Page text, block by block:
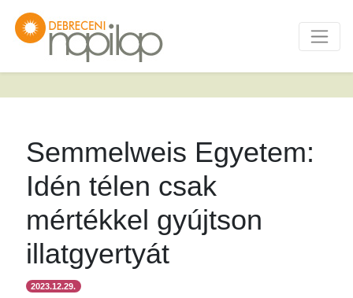
Semmelweis Egyetem:
Idén télen csak
mértékkel gyújtson
illatgyertyát
2023.12.29.